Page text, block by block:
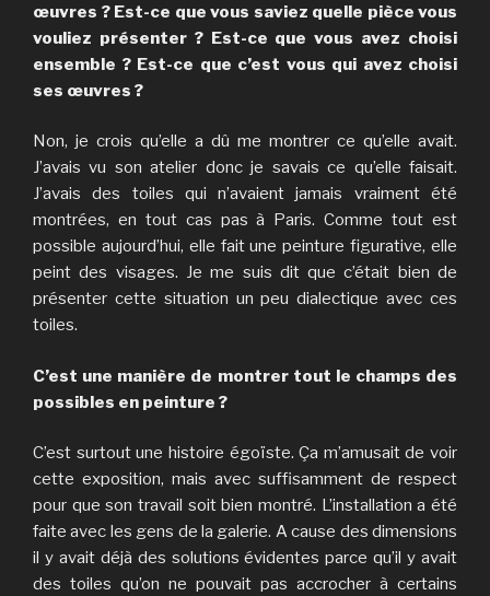
œuvres ? Est-ce que vous saviez quelle pièce vous
vouliez présenter ? Est-ce que vous avez choisi
ensemble ? Est-ce que c’est vous qui avez choisi
ses œuvres ?
Non, je crois qu’elle a dû me montrer ce qu’elle avait.
J’avais vu son atelier donc je savais ce qu’elle faisait.
J’avais des toiles qui n’avaient jamais vraiment été
montrées, en tout cas pas à Paris. Comme tout est
possible aujourd’hui, elle fait une peinture figurative, elle
peint des visages. Je me suis dit que c’était bien de
présenter cette situation un peu dialectique avec ces
toiles.
C’est une manière de montrer tout le champs des
possibles en peinture ?
C’est surtout une histoire égoïste. Ça m’amusait de voir
cette exposition, mais avec suffisamment de respect
pour que son travail soit bien montré. L’installation a été
faite avec les gens de la galerie. A cause des dimensions
il y avait déjà des solutions évidentes parce qu’il y avait
des toiles qu’on ne pouvait pas accrocher à certains